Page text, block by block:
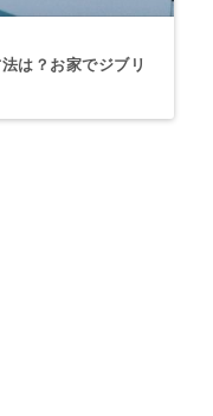
は？お家でジブリ